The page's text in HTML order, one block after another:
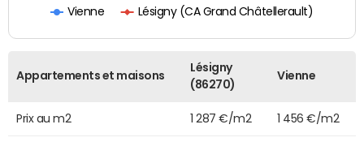
Vienne Lésigny (CA Grand Châtellerault)
Appartements et maisons
Lésigny
(86270)
Vienne
Prix au m2 1 287 €/m2 1 456 €/m2